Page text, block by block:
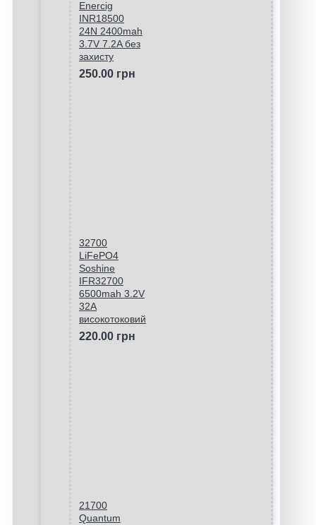
Enercig
INR18500
24N 2400mah
3.7V 7.2A без
захисту
250.00 грн
32700
LiFePO4
Soshine
IFR32700
6500mah 3.2V
32A
високотоковий
220.00 грн
21700
Quantum